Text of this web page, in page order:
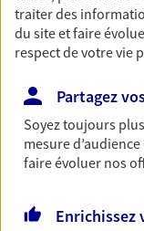
protéger votre
vous-même et
En procédant à
aidons à
trouvons des
traiter des
du site et faire
respect de votre vie
Partagez
Soyez toujours
mesure
faire évoluer nos
Enrichissez